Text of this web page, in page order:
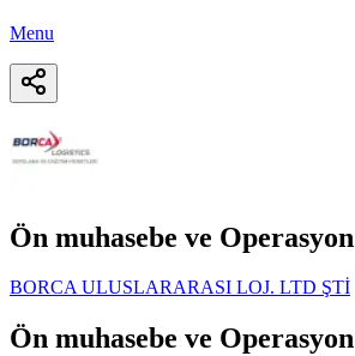
Menu
Ön muhasebe ve Operasyon
BORCA ULUSLARARASI LOJ. LTD ŞTİ
Ön muhasebe ve Operasyon